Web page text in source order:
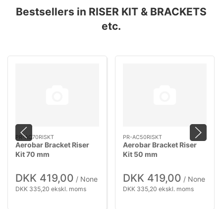
Bestsellers in RISER KIT & BRACKETS
etc.
PR-AC70RISKT
Aerobar Bracket Riser
Kit 70 mm
DKK 419,00 / None
DKK 335,20 ekskl. moms
PR-AC50RISKT
Aerobar Bracket Riser
Kit 50 mm
DKK 419,00 / None
DKK 335,20 ekskl. moms